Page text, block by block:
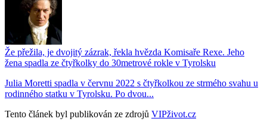
Že přežila, je dvojitý zázrak, řekla hvězda Komisaře Rexe. Jeho
žena spadla ze čtyřkolky do 30metrové rokle v Tyrolsku
Julia Moretti spadla v červnu 2022 s čtyřkolkou ze strmého svahu u
rodinného statku v Tyrolsku. Po dvou...
Tento článek byl publikován ze zdrojů VIPživot.cz